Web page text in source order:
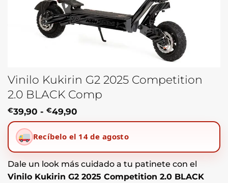
Vinilo Kukirin G2 2025 Competition
2.0 BLACK Comp
€39,90 - €49,90
de
desde
hasta
€49,90
Recíbelo el 14 de agosto
Dale un look más cuidado a tu patinete con el
Vinilo Kukirin G2 2025 Competition 2.0 BLACK